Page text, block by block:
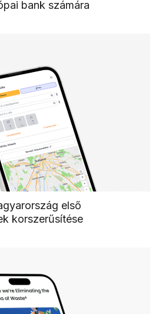
bank számára
első
korszerűsítése